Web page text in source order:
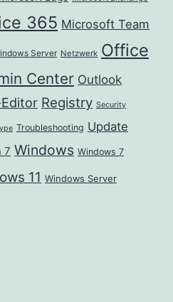
365 Microsoft Team
Server Netzwerk Office
Center Outlook
Registry Security
Troubleshooting Update
7 Windows Windows 7
11 Windows Server